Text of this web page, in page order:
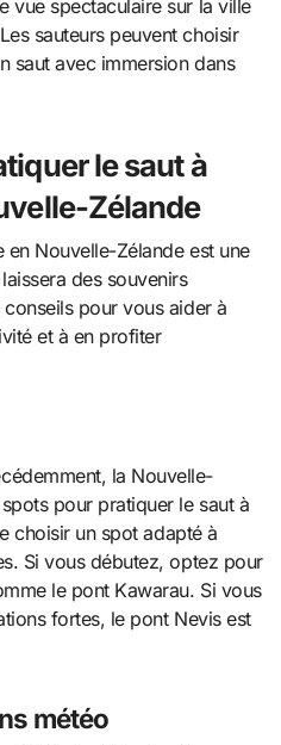
vue spectaculaire sur la ville
sauteurs peuvent choisir
saut avec immersion dans
le saut à
Zélande
en Nouvelle-Zélande est une
des souvenirs
pour vous aider à
et à en profiter
la Nouvelle-
pour pratiquer le saut à
choisir un spot adapté à
Si vous débutez, optez pour
le pont Kawarau. Si vous
fortes, le pont Nevis est
météo